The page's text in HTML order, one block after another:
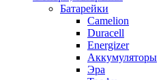
Батарейки
Camelion
Duracell
Energizer
Аккумуляторы
Эра